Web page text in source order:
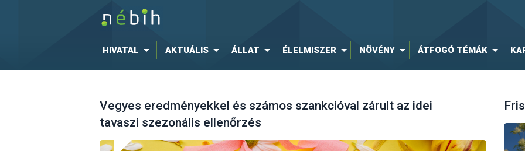
HIVATAL AKTUÁLIS ÁLLAT ÉLELMISZER NÖVÉNY ÁTFOGÓ TÉMÁK
Vegyes eredményekkel és számos szankcióval zárult az idei
tavaszi szezonális ellenőrzés